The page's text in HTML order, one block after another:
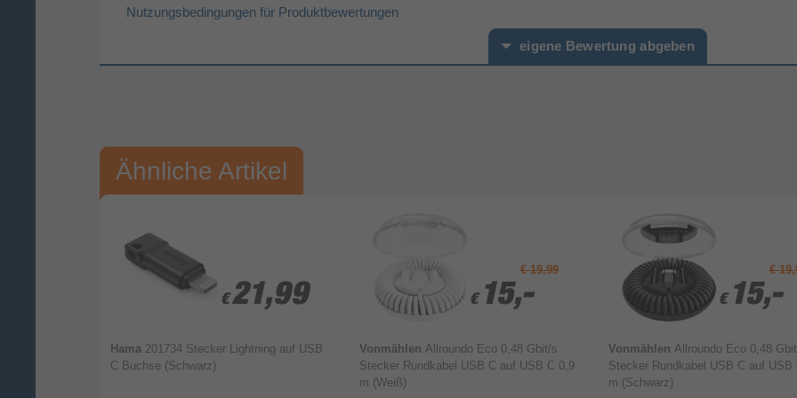
Nutzungsbedingungen für Produktbewertungen
eigene Bewertung abgeben
Ihre Bewertung:
Bitte mindestens 20 Wörter eingeben
Bewertung & Kommentar speichern
Ähnliche Artikel
€ 21,99
€ 21,99
Hama 201734 Stecker Lightning auf USB
C Buchse (Schwarz)
€ 19,99
€ 15,-
€ 15,-
Vonmählen Allroundo Eco 0,48 Gbit/s
Stecker Rundkabel USB C auf USB C 0,9
m (Weiß)
€
€ 15,-
€ 15,-
Vonmählen Allroundo Eco 0,48
Stecker Rundkabel USB C auf USB
m (Schwarz)